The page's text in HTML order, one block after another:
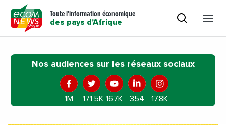
Toute l'information économique
des pays d'Afrique
Nos audiences sur les réseaux sociaux
1M 171,5K 167K 354 17,8K